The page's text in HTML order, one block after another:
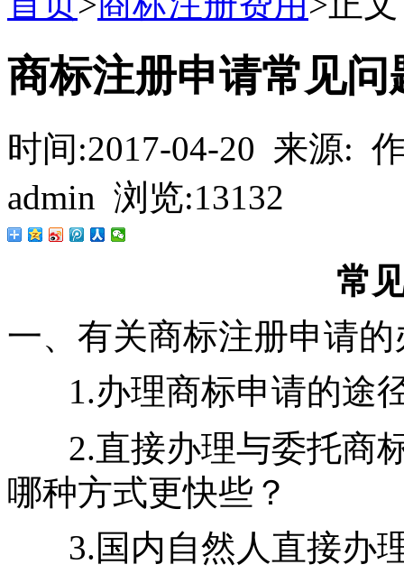
商标注册申请常见问
时间:2017-04-20 来源:
admin 浏览:13132
常
一、有关商标注册申请
1.办理商标申请的途
2.直接办理与委托商
哪种方式更快些？
3.国内自然人直接办